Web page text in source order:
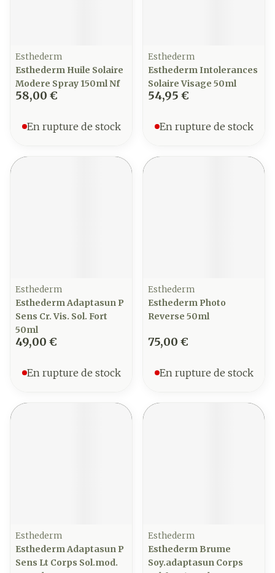
Esthederm
Esthederm Huile Solaire
Modere Spray 150ml Nf
58,00 €
En rupture de stock
Esthederm
Esthederm Intolerances
Solaire Visage 50ml
54,95 €
En rupture de stock
Esthederm
Esthederm Adaptasun P
Sens Cr. Vis. Sol. Fort
50ml
49,00 €
En rupture de stock
Esthederm
Esthederm Photo
Reverse 50ml
75,00 €
En rupture de stock
Esthederm
Esthederm Adaptasun P
Sens Lt Corps Sol.mod.
Esthederm
Esthederm Brume
Soy.adaptasun Corps